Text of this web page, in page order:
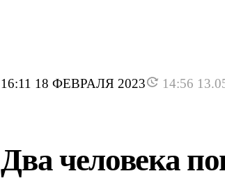
16:11 18 ФЕВРАЛЯ 2023 14:56
Два человека